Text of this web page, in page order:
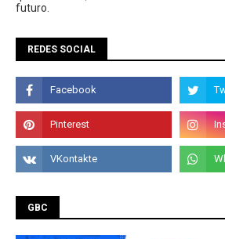
futuro.
REDES SOCIAL
GBC